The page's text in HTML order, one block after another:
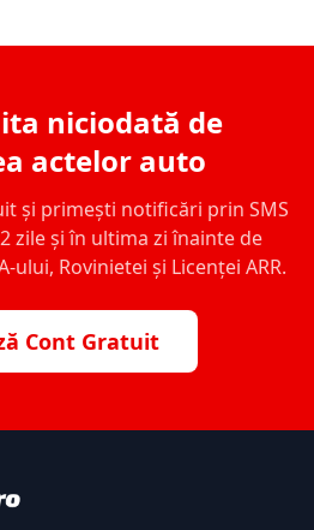
niciodată de
actelor auto
și primești notificări prin SMS
zile și în ultima zi înainte de
ului, Rovinietei și Licenței ARR.
Cont Gratuit